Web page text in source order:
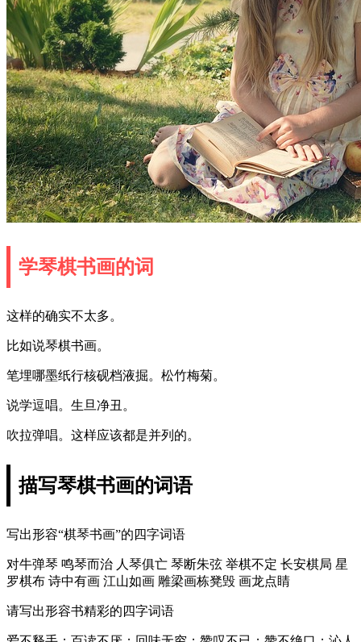
学琴棋书画的词
这样的确实不太多。
比如说琴棋书画。
笔埋哪墨纸行核砚档液掘。松竹梅菊。
说学逗唱。生旦净丑。
吹拉弹唱。这样应该都是并列的。
描写琴棋书画的词语
写出形容“棋琴书画”的四字词语
对牛弹琴 鸣琴而治 人琴俱亡 琴断朱弦 举棋不定 长安棋局 星
罗棋布 诗中有画 江山如画 雕梁画栋凳毁 画龙点睛
请写出形容书精彩的四字词语